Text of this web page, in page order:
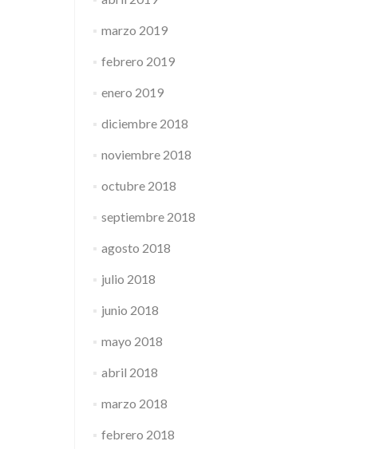
marzo 2019
febrero 2019
enero 2019
diciembre 2018
noviembre 2018
octubre 2018
septiembre 2018
agosto 2018
julio 2018
junio 2018
mayo 2018
abril 2018
marzo 2018
febrero 2018